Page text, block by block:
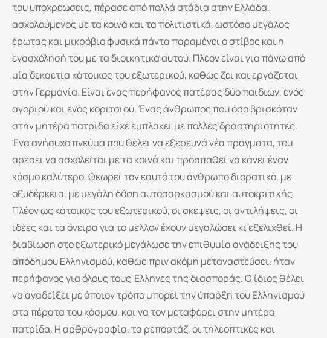
του υποχρεώσεις, πέρασε από πολλά στάδια στην Ελλάδα,
ασχολούμενος με τα κοινά και τα πολιτιστικά, ωστόσο μεγάλος
έρωτας και μικρόβιο φυσικά πάντα παραμένει ο στίβος και η
ενασχόλησή του με τα διοικητικά αυτού. Πλέον είναι για πάνω από
μία δεκαετία κάτοικος του εξωτερικού, καθώς ζει και εργάζεται
στην Γερμανία. Είναι ένας περήφανος πατέρας δύο παιδιών, ενός
αγοριού και ενός κοριτσιού. Ένας άνθρωπος που όσο βρισκόταν
στην μητέρα πατρίδα είχε εμπλακεί με πολλές δραστηριότητες.
Ένα ανήσυχο πνεύμα που θέλει να εξερευνά νέα πράγματα, του
αρέσει να ασχολείται με τα κοινά και προσπαθεί να κάνει έναν
κόσμο καλύτερο. Θεωρεί τον εαυτό του άνθρωπο διορατικό, με
οξυδέρκεια, με μεγάλη δόση αυτοσαρκασμού και αυτοκριτικής.
Πλέον ως κάτοικος του εξωτερικού, οι σκέψεις, οι αντιλήψεις, οι
ιδέες και τα όνειρα για το μέλλον έχουν μεγαλώσει κι εξελιχθεί. Η
διαβίωση στο εξωτερικό μεγάλωσε την επιθυμία ανάδειξης του
απόδημου Ελληνισμού, καθώς πριν ακόμη μεταναστεύσει, ήταν
περήφανος για όλους τους Έλληνες της διασποράς. Ο ίδιος θέλει
να αναδείξει με όποιον τρόπο μπορεί την ύπαρξη του Ελληνισμού
στα πέρατα του κόσμου, και να τον μεταφέρει στην μητέρα
πατρίδα. Η αρθρογραφία, τα ρεπορτάζ, οι τηλεοπτικές και